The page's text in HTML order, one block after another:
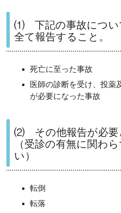
⑴ 下記の事故につい
全て報告すること。
死亡に至った事故
医師の診断を受け、投薬
が必要になった事故
⑵ その他報告が必要
（受診の有無に関わ
い）
転倒
転落